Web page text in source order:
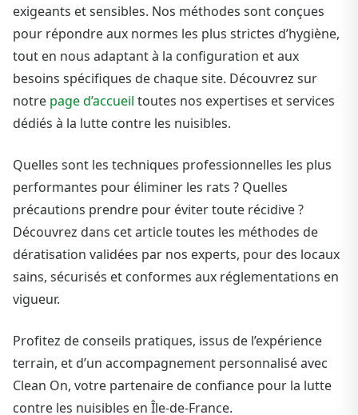
exigeants et sensibles. Nos méthodes sont conçues
pour répondre aux normes les plus strictes d’hygiène,
tout en nous adaptant à la configuration et aux
besoins spécifiques de chaque site. Découvrez sur
notre page d’accueil toutes nos expertises et services
dédiés à la lutte contre les nuisibles.
Quelles sont les techniques professionnelles les plus
performantes pour éliminer les rats ? Quelles
précautions prendre pour éviter toute récidive ?
Découvrez dans cet article toutes les méthodes de
dératisation validées par nos experts, pour des locaux
sains, sécurisés et conformes aux réglementations en
vigueur.
Profitez de conseils pratiques, issus de l’expérience
terrain, et d’un accompagnement personnalisé avec
Clean On, votre partenaire de confiance pour la lutte
contre les nuisibles en Île-de-France.